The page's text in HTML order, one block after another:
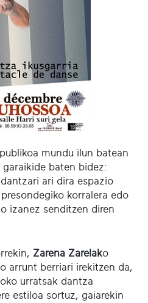
mundu ilun batean
baten bidez:
ari dira espazio
korralera edo
izanez senditzen diren
Zarena Zarelako
arrunt berriari irekitzen da,
urratsak dantza
estiloa sortuz, gaiarekin